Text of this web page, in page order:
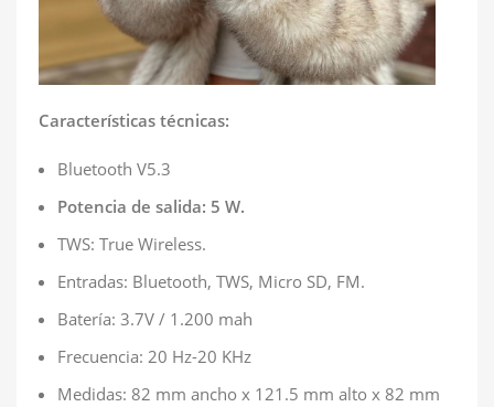
Características técnicas:
Bluetooth V5.3
Potencia de salida: 5 W.
TWS: True Wireless.
Entradas: Bluetooth, TWS, Micro SD, FM.
Batería: 3.7V / 1.200 mah
Frecuencia: 20 Hz-20 KHz
Medidas: 82 mm ancho x 121.5 mm alto x 82 mm